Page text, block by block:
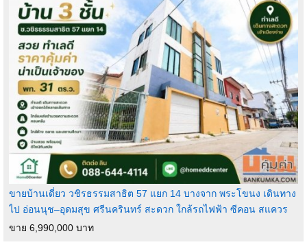
ขายบ้านเดี่ยว วชิรธรรมสาธิต 57 แยก 14 บางจาก พระโขนง เดินทาง
ไป อ่อนนุช–อุดมสุข ศรีนครินทร์ สะดวก ใกล้รถไฟฟ้า ซีคอน สแควร
ขาย 6,990,000 บาท